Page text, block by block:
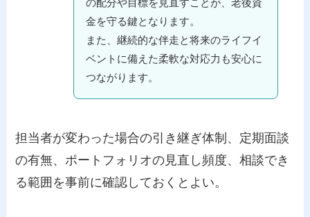
金を守る鍵となります。
また、継続的な伴走と将来のライフイ
ベントに備えた柔軟な対応力も安心に
つながります。
担当者が変わった場合の引き継ぎ体制、定期面談
の有無、ポートフォリオの見直し頻度、相談でき
る範囲を事前に確認しておくとよい。